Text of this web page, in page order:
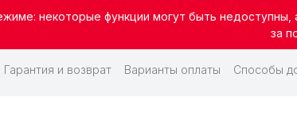
некоторые функции могут быть
за
ВЕРХНЕЕ МЕНЮ
Гарантия и возврат Варианты оплаты Способы